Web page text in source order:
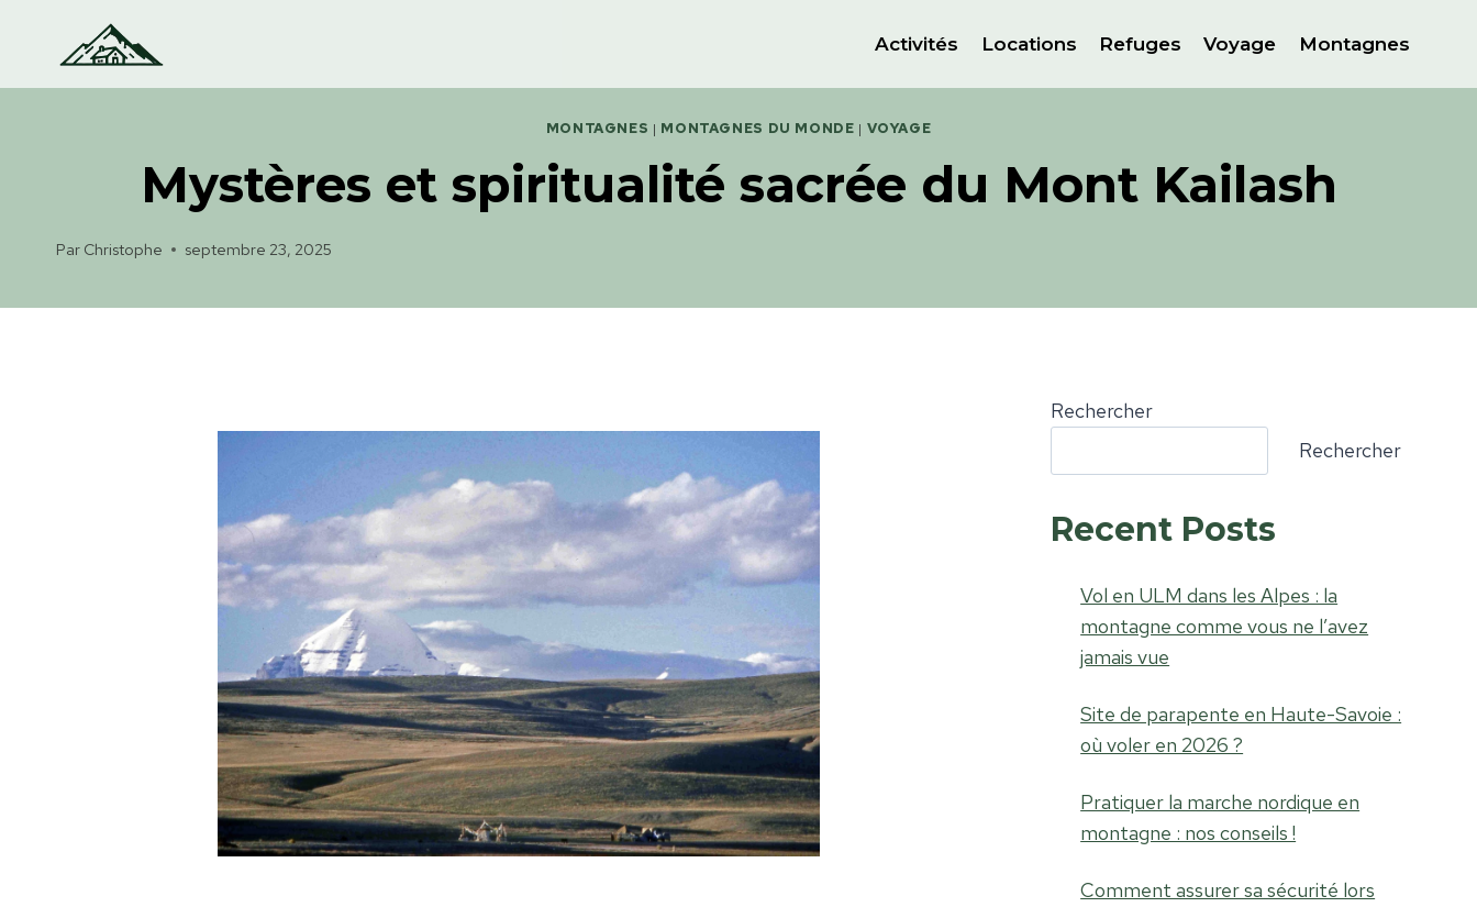
Activités Locations Refuges Voyage Montagnes
MONTAGNES | MONTAGNES DU MONDE | VOYAGE
Mystères et spiritualité sacrée du Mont Kailash
Par Christophe septembre 23, 2025
Rechercher
Rechercher
Recent Posts
Vol en ULM dans les Alpes : la
montagne comme vous ne l’avez
jamais vue
Site de parapente en Haute-Savoie :
où voler en 2026 ?
Pratiquer la marche nordique en
montagne : nos conseils !
Comment assurer sa sécurité lors